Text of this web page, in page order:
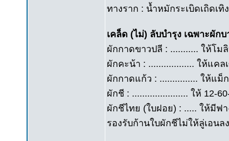
ทางราก : น้ำหมักระเบิดเถิดเทิ
เคล็ด (ไม่) ลับบำรุง เฉพาะผัก
ผักกาดขาวปลี : ........... ให้โ
ผักคะน้า : .................. ให้แค
ผักกาดแก้ว : ............... ให้แม็
ผักชี : ...................... ให้ 12-
ผักชีไทย (ใบฝอย) : ..... ให้มี
รองรับก้านใบผักชีไม่ให้ลู่เอนล